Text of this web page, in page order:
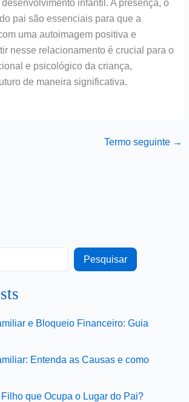
infantil. A presença, o
pai são essenciais para que a
uma autoimagem positiva e
nesse relacionamento é crucial para o
e psicológico da criança,
de maneira significativa.
Termo seguinte →
Pesquisar
e Bloqueio Financeiro: Guia
Entenda as Causas e como
que Ocupa o Lugar do Pai?